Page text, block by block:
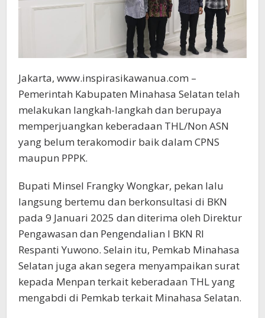
Jakarta, www.inspirasikawanua.com –
Pemerintah Kabupaten Minahasa Selatan telah
melakukan langkah-langkah dan berupaya
memperjuangkan keberadaan THL/Non ASN
yang belum terakomodir baik dalam CPNS
maupun PPPK.
Bupati Minsel Frangky Wongkar, pekan lalu
langsung bertemu dan berkonsultasi di BKN
pada 9 Januari 2025 dan diterima oleh Direktur
Pengawasan dan Pengendalian I BKN RI
Respanti Yuwono. Selain itu, Pemkab Minahasa
Selatan juga akan segera menyampaikan surat
kepada Menpan terkait keberadaan THL yang
mengabdi di Pemkab terkait Minahasa Selatan.